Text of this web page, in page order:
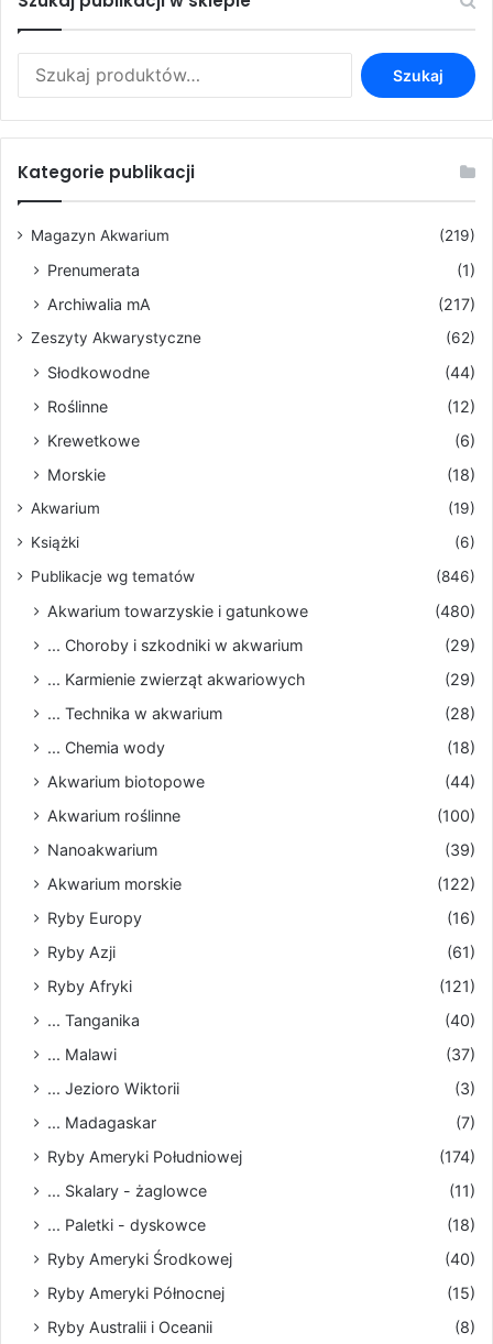
stronie
Szukaj
Kategorie publikacji
Magazyn Akwarium (219)
Prenumerata
(1)
Archiwalia mA
(217)
Zeszyty Akwarystyczne (62)
Słodkowodne
(44)
Roślinne
(12)
Krewetkowe
(6)
Morskie
(18)
Akwarium
(19)
Książki
(6)
Publikacje wg tematów
(846)
Akwarium towarzyskie i gatunkowe
(480)
... Choroby i szkodniki w akwarium
(29)
... Karmienie zwierząt akwariowych
(29)
... Technika w akwarium
(28)
... Chemia wody
(18)
Akwarium biotopowe
(44)
Akwarium roślinne
(100)
Nanoakwarium
(39)
Akwarium morskie
(122)
Ryby Europy
(16)
Ryby Azji
(61)
Ryby Afryki
(121)
... Tanganika
(40)
... Malawi
(37)
... Jezioro Wiktorii
(3)
... Madagaskar
(7)
Ryby Ameryki Południowej
(174)
... Skalary - żaglowce
(11)
... Paletki - dyskowce
(18)
Ryby Ameryki Środkowej
(40)
Ryby Ameryki Północnej
(15)
Ryby Australii i Oceanii
(8)